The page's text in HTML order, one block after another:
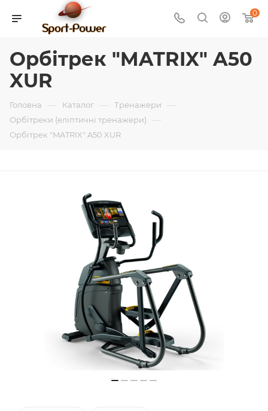
0
Орбітрек "MATRIX" A50
XUR
Головна — Каталог — Тренажери —
Орбітреки (еліптичні тренажери) —
Орбітрек "MATRIX" A50 XUR